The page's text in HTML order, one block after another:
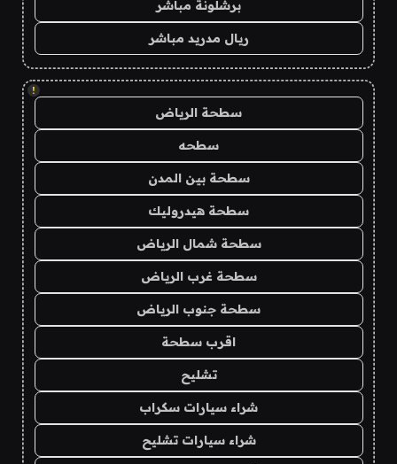
برشلونة مباشر
ريال مدريد مباشر
!
سطحة الرياض
سطحه
سطحة بين المدن
سطحة هيدروليك
سطحة شمال الرياض
سطحة غرب الرياض
سطحة جنوب الرياض
اقرب سطحة
تشليح
شراء سيارات سكراب
شراء سيارات تشليح